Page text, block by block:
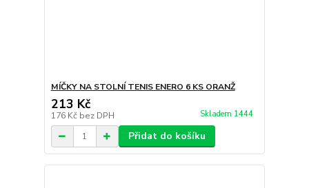
MÍČKY NA STOLNÍ TENIS ENERO 6 KS ORANŽ
213 Kč
176 Kč bez DPH Skladem 1444
Přidat do košíku